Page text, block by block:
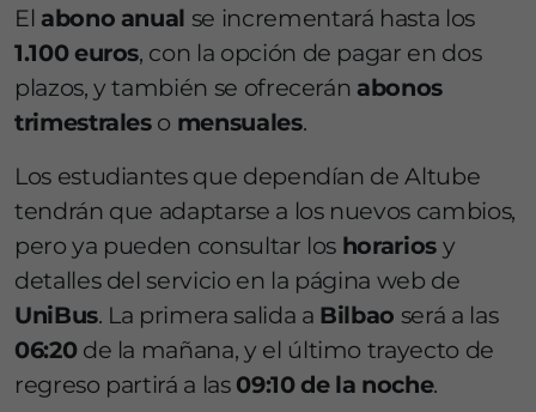
El abono anual se incrementará hasta los
1.100 euros, con la opción de pagar en dos
plazos, y también se ofrecerán abonos
trimestraleso mensuales.
Los estudiantes que dependían de Altube
tendrán que adaptarse a los nuevos cambios,
pero ya pueden consultar los horariosy
detalles del servicio en la página web de
UniBus. La primera salida a Bilbao será a las
06:20de la mañana, y el último trayecto de
regreso partirá a las 09:10 de la noche.